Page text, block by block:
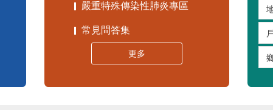
嚴重特殊傳染性肺炎專區
常見問答集
更多